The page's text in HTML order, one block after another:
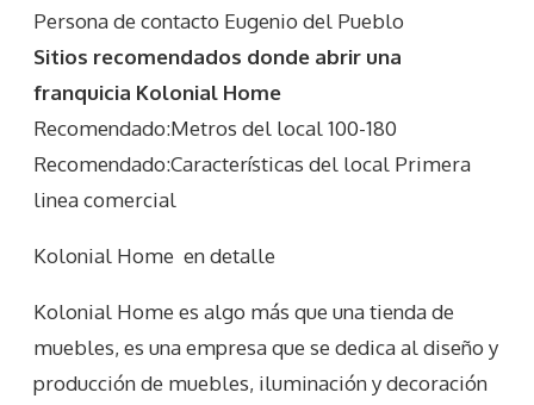
Persona de contacto Eugenio del Pueblo
Sitios recomendados donde abrir una
franquicia Kolonial Home
Recomendado:Metros del local 100-180
Recomendado:Características del local Primera
linea comercial
Kolonial Home en detalle
Kolonial Home es algo más que una tienda de
muebles, es una empresa que se dedica al diseño y
producción de muebles, iluminación y decoración